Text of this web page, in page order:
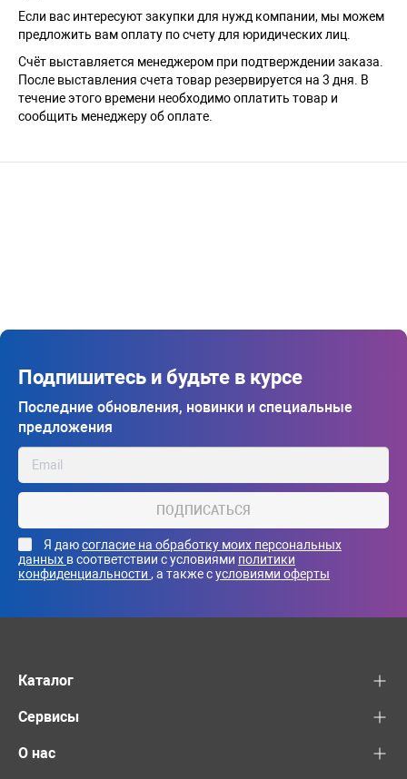
Если вас интересуют закупки для нужд компании, мы можем
предложить вам оплату по счету для юридических лиц.
Счёт выставляется менеджером при подтверждении заказа.
После выставления счета товар резервируется на 3 дня. В
течение этого времени необходимо оплатить товар и
сообщить менеджеру об оплате.
Подпишитесь и будьте в курсе
Последние обновления, новинки и специальные
предложения
ПОДПИСАТЬСЯ
Я даюсогласие на обработку моих персональных
данных в соответствии с условиями политики
конфиденциальности , а также сусловиями оферты
Каталог
Сервисы
О нас